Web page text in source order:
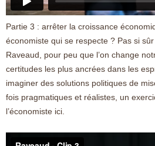
Partie 3 : arrêter la croissance
économiste qui se respecte ? Pas si
Raveaud, pour peu que l’on change
certitudes les plus ancrées dans les
imaginer des solutions politiques de
fois pragmatiques et réalistes, un
l’économiste ici.